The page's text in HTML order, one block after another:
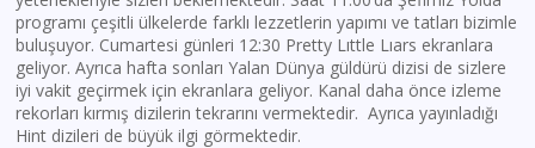
programı çeşitli ülkelerde farklı lezzetlerin yapımı ve tatları bizimle
buluşuyor. Cumartesi günleri 12:30 Pretty Lıttle Lıars ekranlara
geliyor. Ayrıca hafta sonları Yalan Dünya güldürü dizisi de sizlere
iyi vakit geçirmek için ekranlara geliyor. Kanal daha önce izleme
rekorları kırmış dizilerin tekrarını vermektedir. Ayrıca yayınladığı
Hint dizileri de büyük ilgi görmektedir.